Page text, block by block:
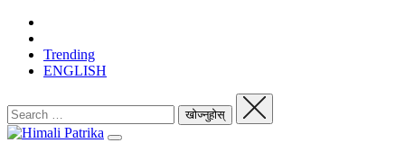
Trending
ENGLISH